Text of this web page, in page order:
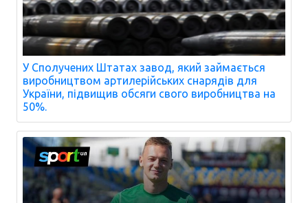
У Сполучених Штатах завод, який займається
виробництвом артилерійських снарядів для
України, підвищив обсяги свого виробництва на
50%.